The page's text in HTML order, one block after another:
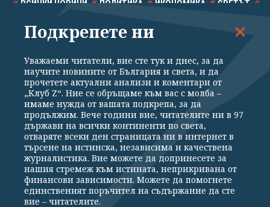
ВСИЧКИ НОВИНИ ПОЛИТИКА ИКОНОМИКА СВЕТЪТ
СПОРТ КУЛТУРА ТЕХНОЛОГИИ КАЛЕЙДОСКОП
Общи условия
Политика за поверителност
Реклама
Партньори Контакти
За Клуб Z
Екип
Подкрепете ни
Издател на www.clubz.bg е „Клуб Зебра Медия“ ЕООД, София, ул. "Алеко
Константинов" 3. Всички права запазени 2026 „Клуб Зебра Медия“
Подкрепете ни
Уважаеми читатели, вие сте тук и днес, за да
научите новините от България и света, и да
прочетете актуални анализи и коментари от
„Клуб Z“. Ние се обръщаме към вас с молба –
имаме нужда от вашата подкрепа, за да
продължим. Вече години вие, читателите ни в 97
държави на всички континенти по света,
отваряте всеки ден страницата ни в интернет в
търсене на истинска, независима и качествена
журналистика. Вие можете да допринесете за
нашия стремеж към истината, неприкривана от
финансови зависимости. Можете да помогнете
единственият поръчител на съдържание да сте
вие – читателите.